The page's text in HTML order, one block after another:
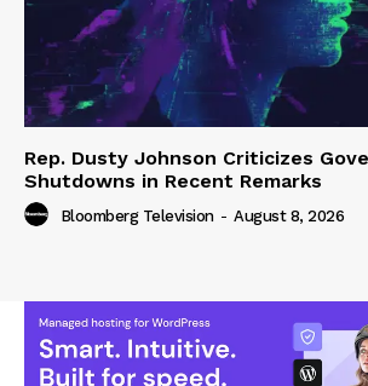
Rep. Dusty Johnson Criticizes
Shutdowns in Recent Remarks
Bloomberg Television - August 8, 2026